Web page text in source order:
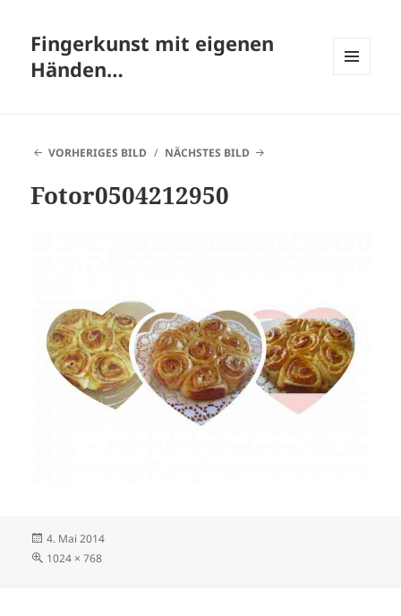
Fingerkunst mit eigenen
Händen…
VORHERIGES BILD NÄCHSTES BILD
Fotor0504212950
Veröffentlicht
am
4. Mai 2014
Volle
1024 × 768